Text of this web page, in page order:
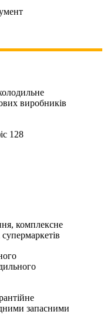
виробників
128
комплексне
запасними